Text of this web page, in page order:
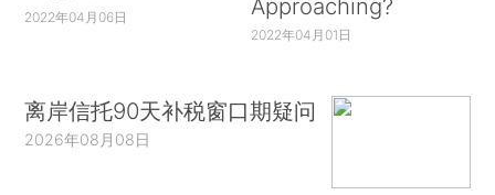
2022年04月06日
Approaching?
2022年04月01日
离岸信托90天补税窗口期疑问
2026年08月08日